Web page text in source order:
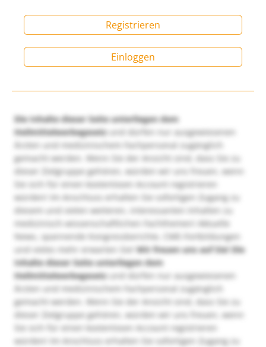
Registrieren
Einloggen
Die Inhalte dieser Seite unterliegen dem
Heilmittelwerbegesetzund dürfen nur ausgewiesenen
Ärzten und medizinischem Fachpersonal zugänglich
gemacht werden. Wenn Sie der Ansicht sind, dass Sie zu
dieser Zielgruppe gehören, würden wir uns freuen, wenn
Sie sich für einen kostenlosen Account registrieren
würden! Im Anschluss erhalten Sie sofortigen Zugang zu
diesem und vielen weiteren, interessanten Inhalten zu
medizinisch-wissenschaftlichen Fachthemen! Aktuelle
News, spannende Kongressberichte, CME-Fortbildungen
und vieles mehr erwarten Sie!Wir freuen uns auf Sie! Die
Inhalte dieser Seite unterliegen dem
Heilmittelwerbegesetzund dürfen nur ausgewiesenen
Ärzten und medizinischem Fachpersonal zugänglich
gemacht werden. Wenn Sie der Ansicht sind, dass Sie zu
dieser Zielgruppe gehören, würden wir uns freuen, wenn
Sie sich für einen kostenlosen Account registrieren
würden! Im Anschluss erhalten Sie sofortigen Zugang zu